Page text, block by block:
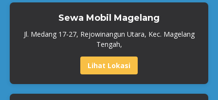
Sewa Mobil Magelang
Jl. Medang 17-27, Rejowinangun Utara, Kec. Magelang
Tengah,
Lihat Lokasi